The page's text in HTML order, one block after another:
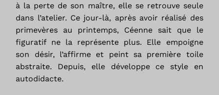
à la perte de son maître, elle se retrouve seule
dans l’atelier. Ce jour-là, après avoir réalisé des
primevères au printemps, Céenne sait que le
figuratif ne la représente plus. Elle empoigne
son désir, l’affirme et peint sa première toile
abstraite. Depuis, elle développe ce style en
autodidacte.